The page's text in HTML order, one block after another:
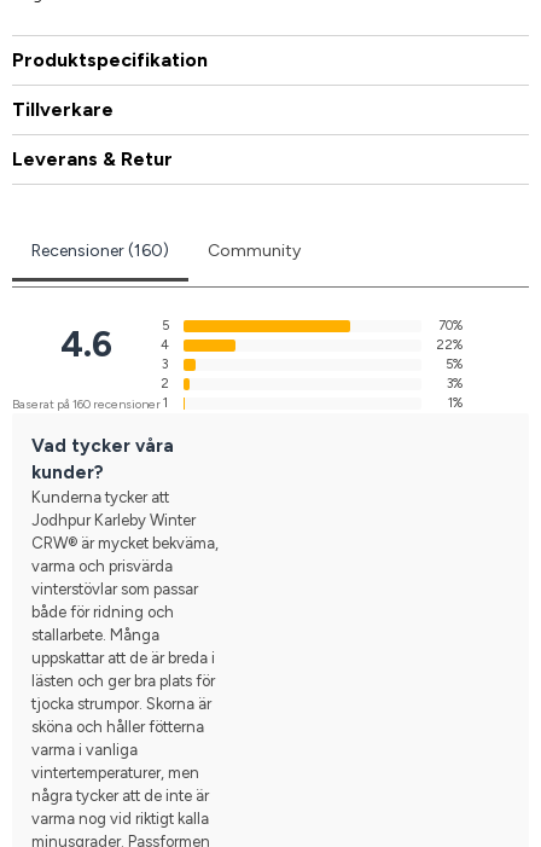
Produktspecifikation
Tillverkare
Leverans & Retur
Recensioner (160) Community
4.6
Baserat på 160 recensioner
5
70%
4
22%
3
5%
2
3%
1
1%
Vad tycker våra
kunder?
Kunderna tycker att
Jodhpur Karleby Winter
CRW® är mycket bekväma,
varma och prisvärda
vinterstövlar som passar
både för ridning och
stallarbete. Många
uppskattar att de är breda i
lästen och ger bra plats för
tjocka strumpor. Skorna är
sköna och håller fötterna
varma i vanliga
vintertemperaturer, men
några tycker att de inte är
varma nog vid riktigt kalla
minusgrader. Passformen